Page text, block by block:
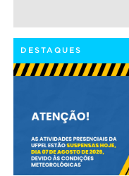
DESTAQUES